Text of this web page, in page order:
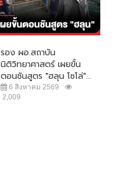
รอง ผอ.สถาบัน
นิติวิทยาศาสตร์ เผยขั้น
ตอนชันสูตร "ฮลุน โซโล่"...
6 สิงหาคม 2569
2,009